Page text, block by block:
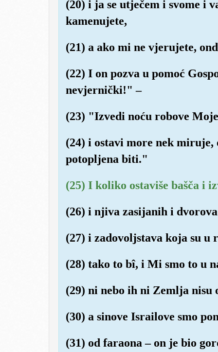
(20) i ja se utječem i svome i
kamenujete,
(21) a ako mi ne vjerujete,
(22) I on pozva u pomoć
nevjernički!" –
(23) "Izvedi noću robove
(24) i ostavi more nek miruje,
potopljena biti."
(25) I koliko ostaviše bašča i
(26) i njiva zasijanih i
(27) i zadovoljstava koja su
(28) tako to bî, i Mi smo to u
(29) ni nebo ih ni Zemlja
(30) a sinove Israilove smo
(31) od faraona – on je bio